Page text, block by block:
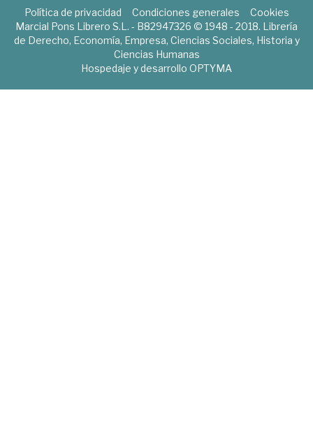
Política de privacidad Condiciones generales
Cookies
Marcial Pons Librero S.L. - B82947326 © 1948 - 2018. Librería
de Derecho, Economía, Empresa, Ciencias Sociales, Historia y
Ciencias Humanas
Hospedaje y desarrollo OPTYMA